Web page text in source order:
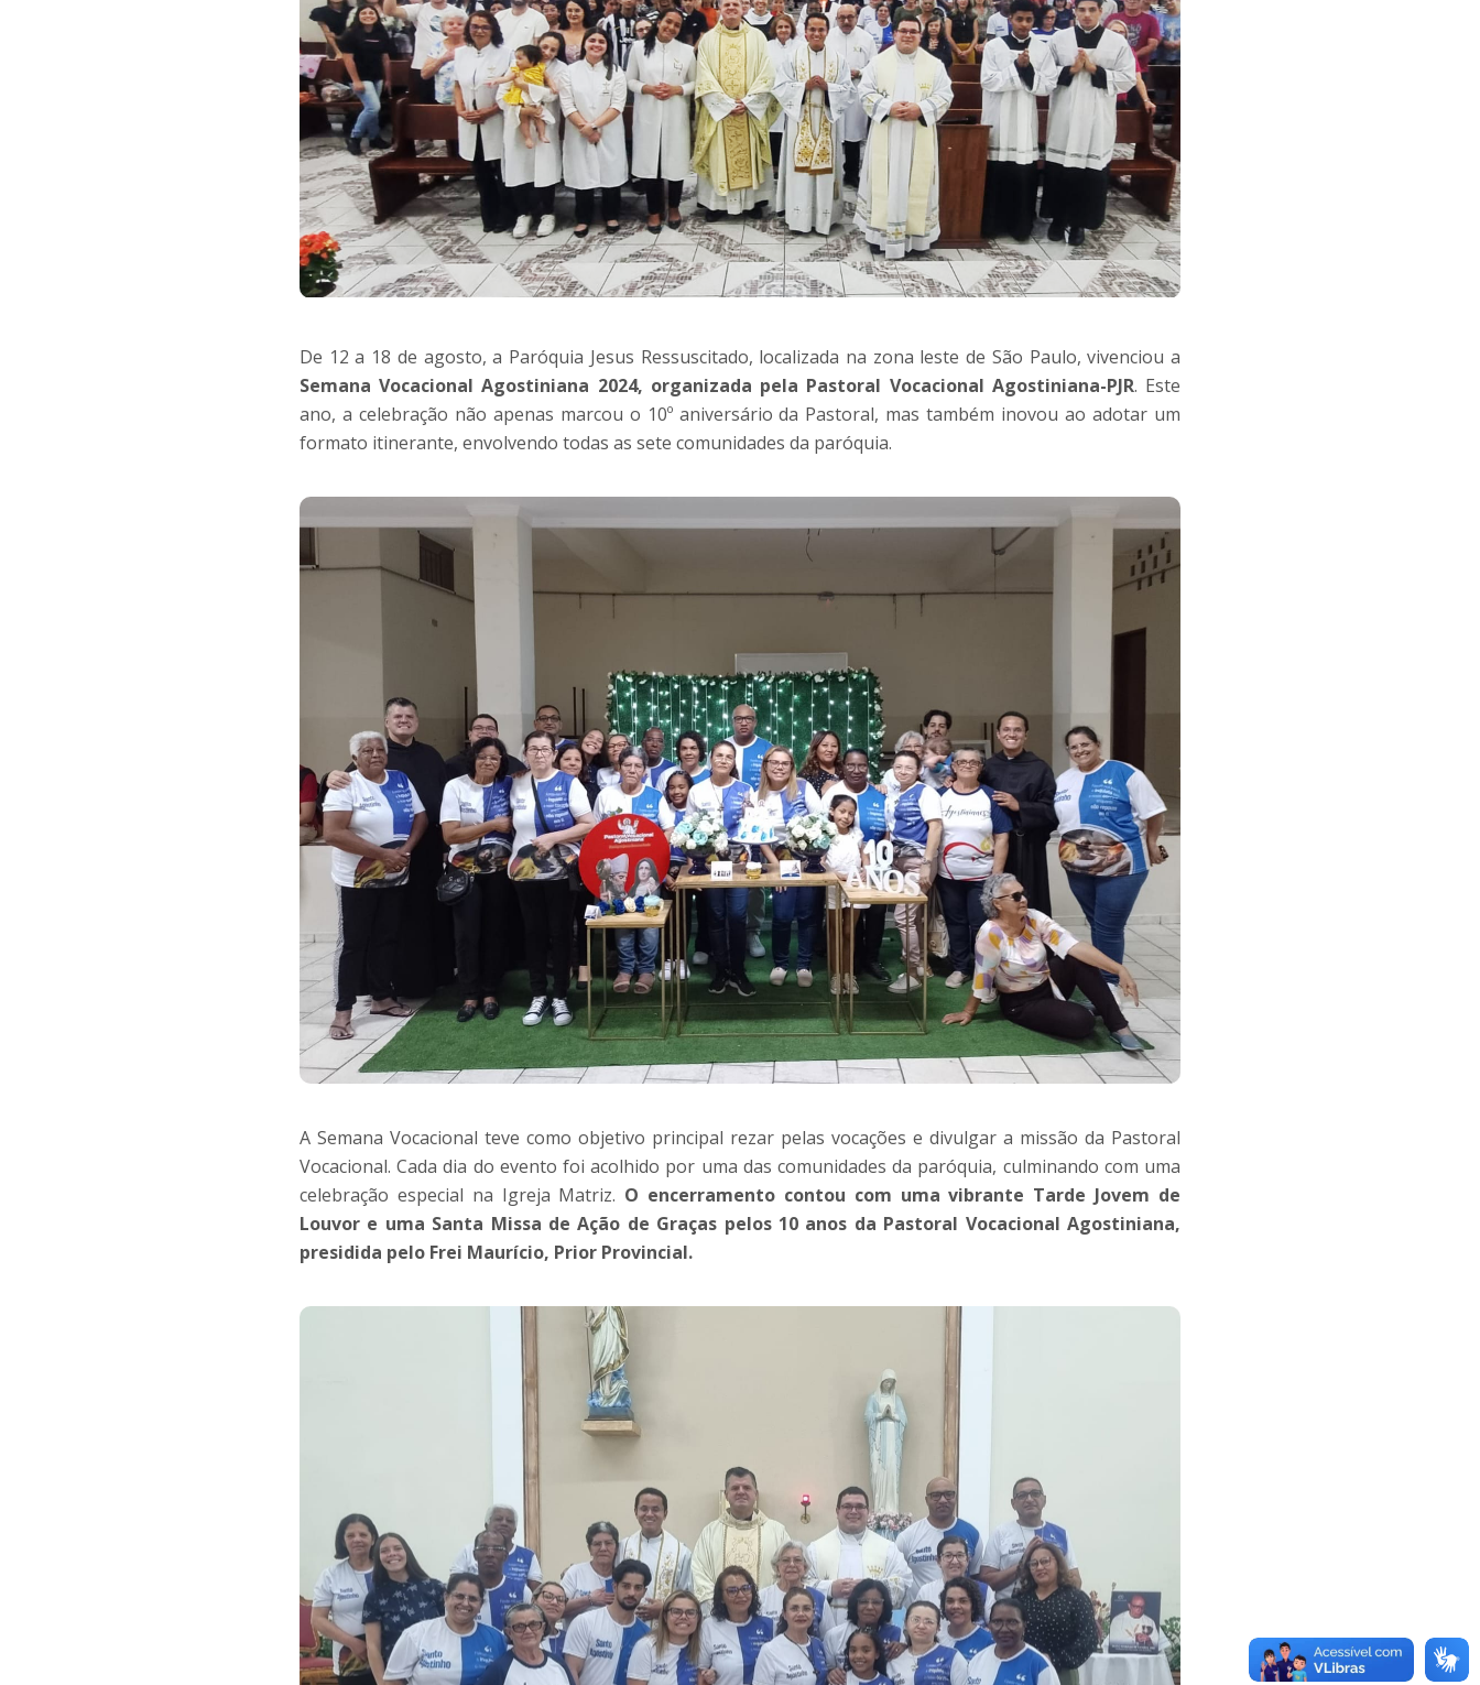
De 12 a 18 de agosto, a Paróquia Jesus Ressuscitado, localizada na zona leste de São Paulo, vivenciou a
Semana Vocacional Agostiniana 2024, organizada pela Pastoral Vocacional Agostiniana-PJR. Este
ano, a celebração não apenas marcou o 10º aniversário da Pastoral, mas também inovou ao adotar um
formato itinerante, envolvendo todas as sete comunidades da paróquia.
A Semana Vocacional teve como objetivo principal rezar pelas vocações e divulgar a missão da Pastoral
Vocacional. Cada dia do evento foi acolhido por uma das comunidades da paróquia, culminando com uma
celebração especial na Igreja Matriz. O encerramento contou com uma vibrante Tarde Jovem de
Louvor e uma Santa Missa de Ação de Graças pelos 10 anos da Pastoral Vocacional Agostiniana,
presidida pelo Frei Maurício, Prior Provincial.